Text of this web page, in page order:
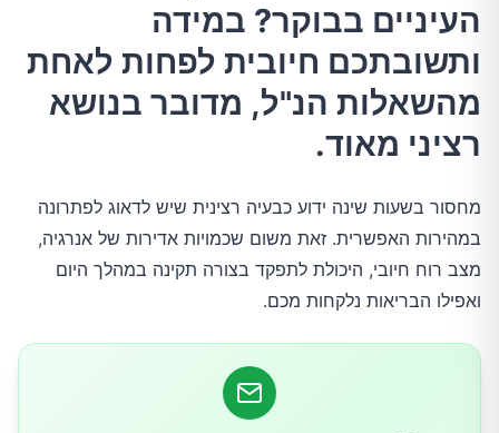
2.שימוש מופרז באמצעים אלקטרוניים
3.עישון מיד לפני השינה
4.מחסור בפעילות גופנית
5.צריכה מופרזת של משקאות אלכוהוליים סמוך
לשעת ההירדמות
העיניים בבוקר? במידה
ותשובתכם חיובית לפחות לאחת
מהשאלות הנ"ל, מדובר בנושא
רציני מאוד.
מחסור בשעות שינה ידוע כבעיה רצינית שיש לדאוג לפתרונה
במהירות האפשרית. זאת משום שכמויות אדירות של אנרגיה,
מצב רוח חיובי, היכולת לתפקד בצורה תקינה במהלך היום
ואפילו הבריאות נלקחות מכם.